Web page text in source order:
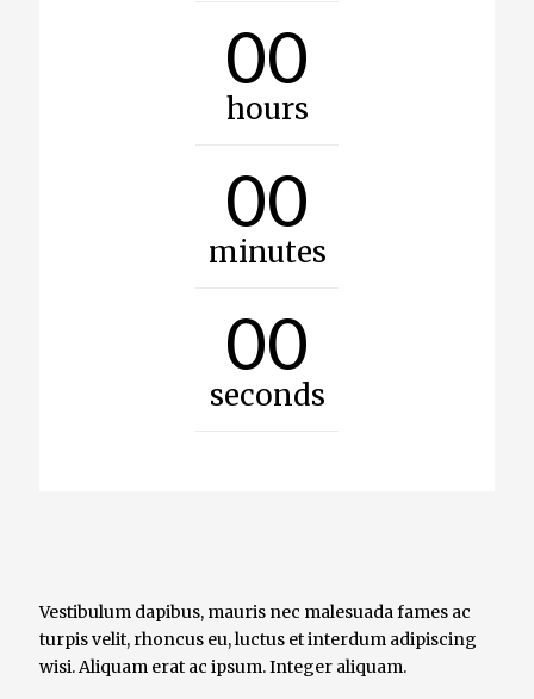
00
hours
00
minutes
00
seconds
Vestibulum dapibus, mauris nec malesuada fames ac
turpis velit, rhoncus eu, luctus et interdum adipiscing
wisi. Aliquam erat ac ipsum. Integer aliquam.